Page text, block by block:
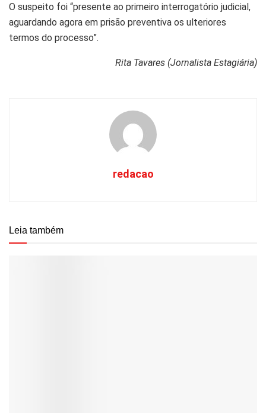
O suspeito foi “presente ao primeiro interrogatório judicial,
aguardando agora em prisão preventiva os ulteriores
termos do processo”.
Rita Tavares (Jornalista Estagiária)
redacao
Leia também